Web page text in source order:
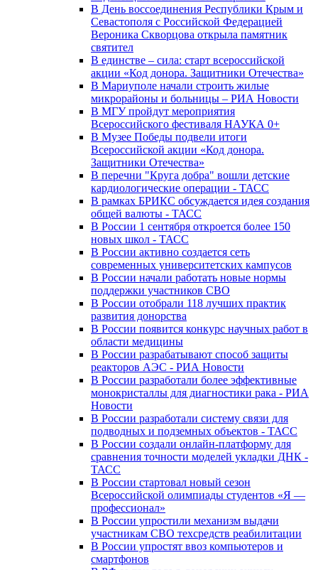
В День воссоединения Республики Крым и
Севастополя с Российской Федерацией
Вероника Скворцова открыла памятник
святител
В единстве – сила: старт всероссийской
акции «Код донора. Защитники Отечества»
В Мариуполе начали строить жилые
микрорайоны и больницы – РИА Новости
В МГУ пройдут мероприятия
Всероссийского фестиваля НАУКА 0+
В Музее Победы подвели итоги
Всероссийской акции «Код донора.
Защитники Отечества»
В перечни "Круга добра" вошли детские
кардиологические операции - ТАСС
В рамках БРИКС обсуждается идея создания
общей валюты - ТАСС
В России 1 сентября откроется более 150
новых школ - ТАСС
В России активно создается сеть
современных университетских кампусов
В России начали работать новые нормы
поддержки участников СВО
В России отобрали 118 лучших практик
развития донорства
В России появится конкурс научных работ в
области медицины
В России разрабатывают способ защиты
реакторов АЭС - РИА Новости
В России разработали более эффективные
монокристаллы для диагностики рака - РИА
Новости
В России разработали систему связи для
подводных и подземных объектов - ТАСС
В России создали онлайн-платформу для
сравнения точности моделей укладки ДНК -
ТАСС
В России стартовал новый сезон
Всероссийской олимпиады студентов «Я —
профессионал»
В России упростили механизм выдачи
участникам СВО техсредств реабилитации
В России упростят ввоз компьютеров и
смартфонов